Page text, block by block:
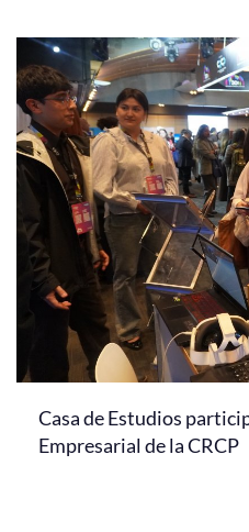
Casa de Estudios
Empresarial de la CRCP